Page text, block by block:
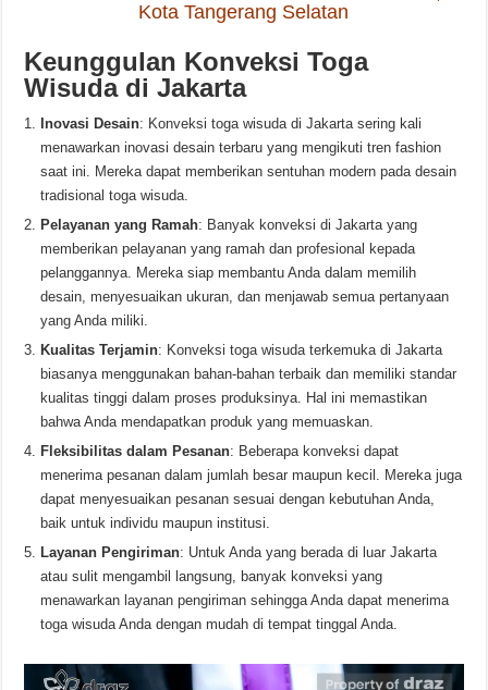
Kota Tangerang Selatan
Keunggulan Konveksi Toga
Wisuda di Jakarta
Inovasi Desain: Konveksi toga wisuda di Jakarta sering kali
menawarkan inovasi desain terbaru yang mengikuti tren fashion
saat ini. Mereka dapat memberikan sentuhan modern pada desain
tradisional toga wisuda.
Pelayanan yang Ramah: Banyak konveksi di Jakarta yang
memberikan pelayanan yang ramah dan profesional kepada
pelanggannya. Mereka siap membantu Anda dalam memilih
desain, menyesuaikan ukuran, dan menjawab semua pertanyaan
yang Anda miliki.
Kualitas Terjamin: Konveksi toga wisuda terkemuka di Jakarta
biasanya menggunakan bahan-bahan terbaik dan memiliki standar
kualitas tinggi dalam proses produksinya. Hal ini memastikan
bahwa Anda mendapatkan produk yang memuaskan.
Fleksibilitas dalam Pesanan: Beberapa konveksi dapat
menerima pesanan dalam jumlah besar maupun kecil. Mereka juga
dapat menyesuaikan pesanan sesuai dengan kebutuhan Anda,
baik untuk individu maupun institusi.
Layanan Pengiriman: Untuk Anda yang berada di luar Jakarta
atau sulit mengambil langsung, banyak konveksi yang
menawarkan layanan pengiriman sehingga Anda dapat menerima
toga wisuda Anda dengan mudah di tempat tinggal Anda.